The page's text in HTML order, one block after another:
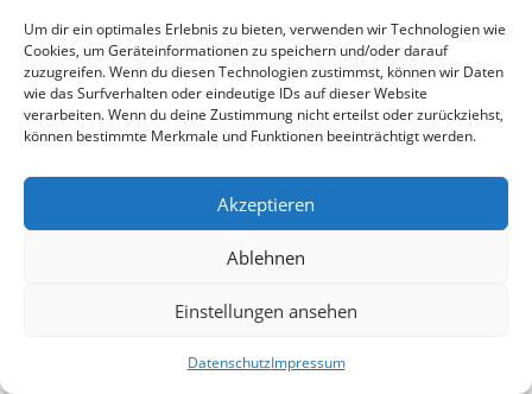
Um dir ein optimales Erlebnis zu bieten, verwenden wir Technologien wie
Cookies, um Geräteinformationen zu speichern und/oder darauf
zuzugreifen. Wenn du diesen Technologien zustimmst, können wir Daten
wie das Surfverhalten oder eindeutige IDs auf dieser Website
verarbeiten. Wenn du deine Zustimmung nicht erteilst oder zurückziehst,
können bestimmte Merkmale und Funktionen beeinträchtigt werden.
Akzeptieren
Ablehnen
Einstellungen ansehen
DatenschutzImpressum